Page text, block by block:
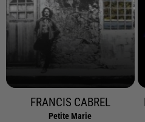
FRANCIS CABREL
Petite Marie